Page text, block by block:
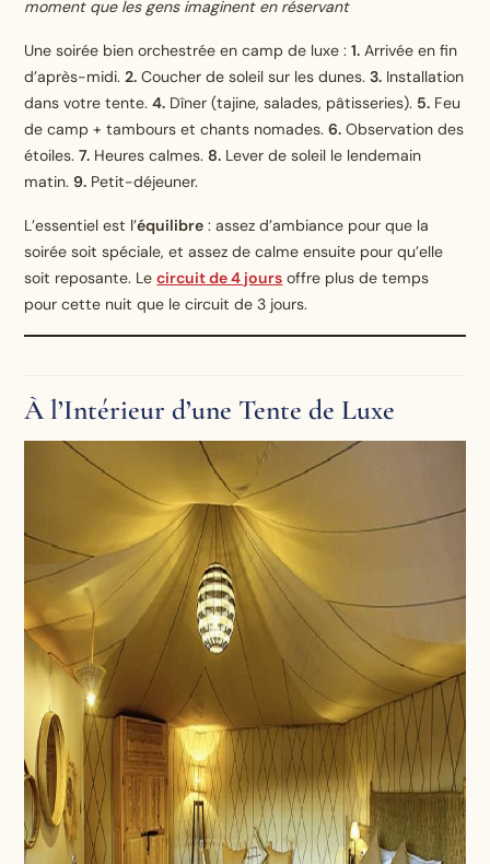
moment que les gens imaginent en réservant
Une soirée bien orchestrée en camp de luxe :1. Arrivée en fin
d’après-midi.2. Coucher de soleil sur les dunes.3. Installation
dans votre tente.4. Dîner (tajine, salades, pâtisseries). 5. Feu
de camp + tambours et chants nomades.6. Observation des
étoiles.7. Heures calmes. 8. Lever de soleil le lendemain
matin.9. Petit-déjeuner.
L’essentiel est l’équilibre : assez d’ambiance pour que la
soirée soit spéciale, et assez de calme ensuite pour qu’elle
soit reposante. Lecircuit de 4 jours offre plus de temps
pour cette nuit que le circuit de 3 jours.
À l’Intérieur d’une Tente de Luxe